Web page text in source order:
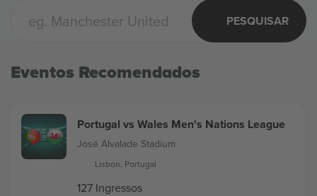
PESQUISAR
Eventos Recomendados
Portugal vs Wales Men's Nations League
José Alvalade Stadium
Lisbon, Portugal
127 Ingressos